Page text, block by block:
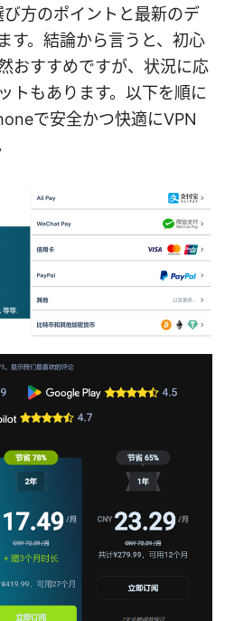
方のポイントと最新のデ
す。結論から言うと、初心
おすすめですが、状況に応
トもあります。以下を順に
で安全かつ快適にVPN